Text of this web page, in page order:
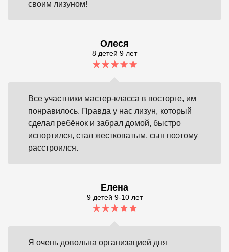
своим лизуном!
Олеся
8 детей 9 лет
Все участники мастер-класса в восторге, им
понравилось. Правда у нас лизун, который
сделал ребёнок и забрал домой, быстро
испортился, стал жестковатым, сын поэтому
расстроился.
Елена
9 детей 9-10 лет
Я очень довольна организацией дня